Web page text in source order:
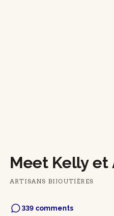
Meet Kelly et
ARTISANS BIJOUTIÈRES
339 comments